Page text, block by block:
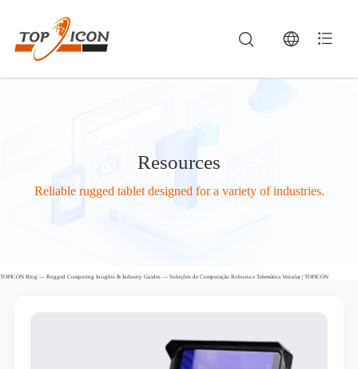
Resources
Reliable rugged tablet designed for a variety of industries.
TOPICON Blog — Rugged Computing Insights & Industry Guides — Soluções de Computação Robusta e Telemática Veicular | TOPICON